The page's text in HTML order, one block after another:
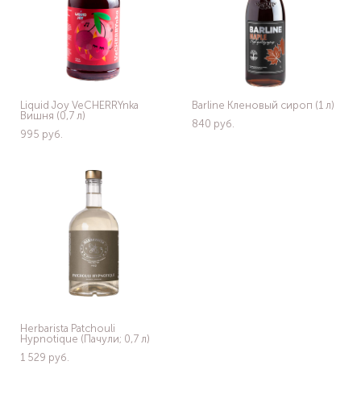
Liquid Joy VeCHERRYnka
Вишня (0,7 л)
995 pуб.
Barline Кленовый сироп (1 л)
840 pуб.
Herbarista Patchouli
Hypnotique (Пачули; 0,7 л)
1 529 pуб.